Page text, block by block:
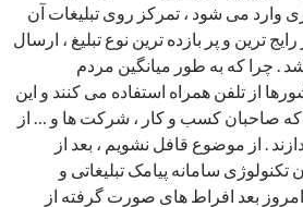
وارد می شود ، تمرکز روی تبلیغات آن
ترین و پر بازده ترین نوع تبلیغ ، ارسال
. چرا که به طور میانگین مردم
دیگر کشورها از تلفن همراه استفاده می کنند و این
صاحبان کسب و کار ، شرکت ها و … از
. از موضوع قافل نشویم ، بعد از
سامانه پیامک تبلیغاتی و
امروز بعد افراط های صورت گرفته از